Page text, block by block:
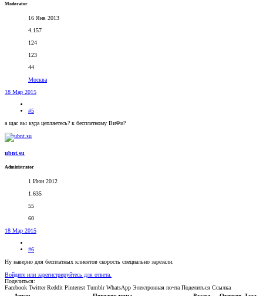
Moderator
16 Янв 2013
4.157
124
123
44
Москва
18 Мар 2015
#5
а щас вы куда цепляетесь? к бесплатному ВиФи?
ubnt.su
Administrator
1 Июн 2012
1.635
55
60
18 Мар 2015
#6
Ну наверно для бесплатных клиентов скорость специально зарезали.
Войдите или зарегистрируйтесь для ответа.
Поделиться:
Facebook Twitter Reddit Pinterest Tumblr WhatsApp Электронная почта Поделиться Ссылка